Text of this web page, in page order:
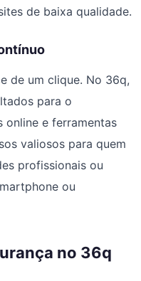
de baixa qualidade.
de um clique. No 36q,
para o
online e ferramentas
valiosos para quem
profissionais ou
ou
no 36q